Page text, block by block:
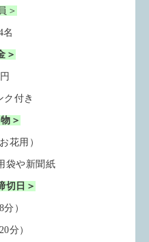
＞
名
＞
ク付き
＞
花用）
袋や新聞紙
切日＞
）
分）